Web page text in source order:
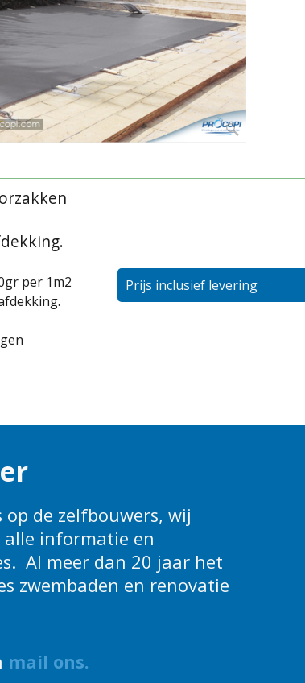
Prijs inclusief levering
per 1m2
de zelfbouwers, wij
alle informatie en
Al meer dan 20 jaar het
zwembaden en renovatie
mail ons.